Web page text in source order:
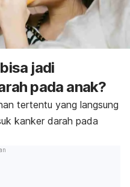
jadi
pada anak?
tertentu yang langsung
kanker darah pada